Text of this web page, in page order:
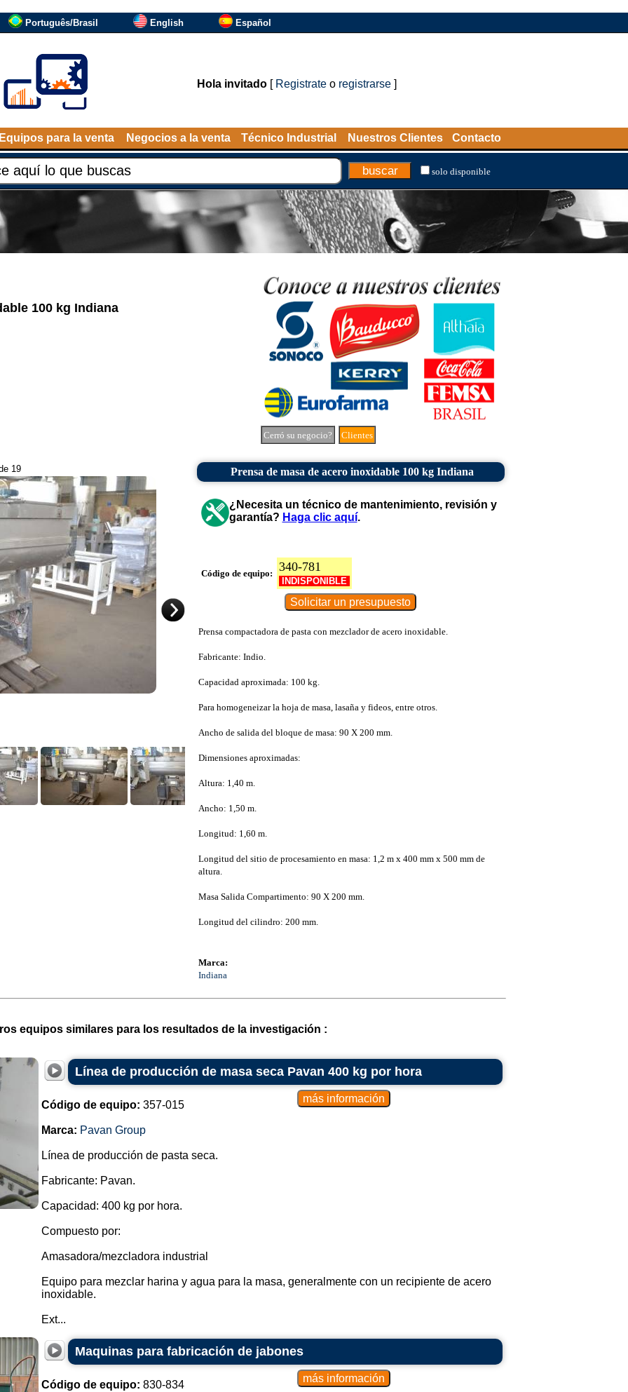
Português/Brasil English Español
Hola invitado[ Registrateo registrarse]
para la venta Negocios a la venta Técnico Industrial Nuestros Clientes Contacto
solo disponible
100 kg Indiana
Cerró su negocio? Clientes
19 Prensa de masa de acero inoxidable 100 kg Indiana
¿Necesita un técnico de mantenimiento, revisión y
garantía? Haga clic aquí.
Código de equipo: 340-781
INDISPONIBLE
Prensa compactadora de pasta con mezclador de acero inoxidable.
Fabricante: Indio.
Capacidad aproximada: 100 kg.
Para homogeneizar la hoja de masa, lasaña y fideos, entre otros.
Ancho de salida del bloque de masa: 90 X 200 mm.
Dimensiones aproximadas:
Altura: 1,40 m.
Ancho: 1,50 m.
Longitud: 1,60 m.
Longitud del sitio de procesamiento en masa: 1,2 m x 400 mm x 500 mm de
altura.
Masa Salida Compartimento: 90 X 200 mm.
Longitud del cilindro: 200 mm.
Marca:
Indiana
equipos similares para los resultados de la investigación :
Línea de producción de masa seca Pavan 400 kg por hora
Código de equipo: 357-015
Marca: Pavan Group
Línea de producción de pasta seca.
Fabricante: Pavan.
Capacidad: 400 kg por hora.
Compuesto por:
Amasadora/mezcladora industrial
Equipo para mezclar harina y agua para la masa, generalmente con un recipiente de acero
inoxidable.
Ext...
Maquinas para fabricación de jabones
Código de equipo: 830-834